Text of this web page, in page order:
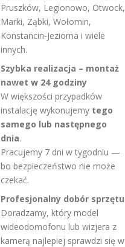
Pruszków, Legionowo, Otwock,
Marki, Ząbki, Wołomin,
Konstancin-Jeziorna i wiele
innych.
Szybka realizacja – montaż
nawet w 24 godziny
W większości przypadków
instalację wykonujemy tego
samego lub następnego
dnia.
Pracujemy 7 dni w tygodniu —
bo bezpieczeństwo nie może
czekać.
Profesjonalny dobór sprzętu
Doradzamy, który model
wideodomofonu lub wizjera z
kamerą najlepiej sprawdzi się w